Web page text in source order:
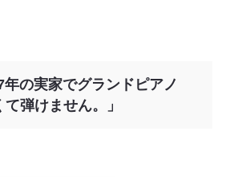
の実家でグランドピアノ
て弾けません。」